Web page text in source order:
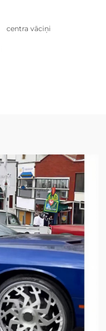
centra vāciņi